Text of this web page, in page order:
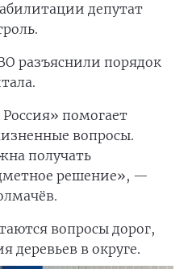
депутат
разъяснили порядок
помогает
вопросы.
получать
решение», —
вопросы дорог,
деревьев в округе.